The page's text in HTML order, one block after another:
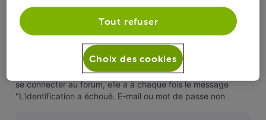
Hotshot162
réinitialiser mot de passe Forum
Bonjour, Depuis plusieurs semaines ma mère n'arrive pas à
se connecter au forum, elle a à chaque fois le message
"L'identification a échoué. E-mail ou mot de passe non
Tout refuser
Choix des cookies